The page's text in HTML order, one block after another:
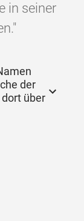
in seiner
der
über